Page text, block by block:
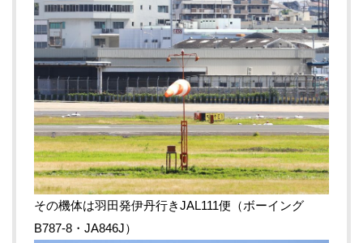
その機体は羽田発伊丹行きJAL111便（ボーイング
B787-8・JA846J）